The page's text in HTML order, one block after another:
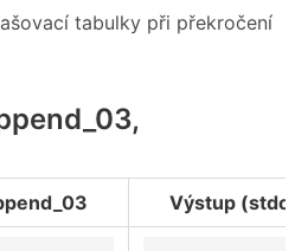
tabulky při překročení
Výstup